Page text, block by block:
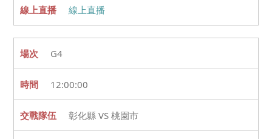
線上直播
G4
12:00:00
彰化縣 VS 桃園市